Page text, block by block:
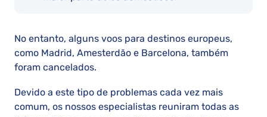
No entanto, alguns voos para destinos europeus,
como Madrid, Amesterdão e Barcelona, também
foram cancelados.
Devido a este tipo de problemas cada vez mais
comum, os nossos especialistas reuniram todas as